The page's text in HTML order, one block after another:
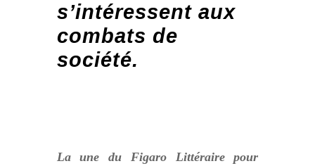
s’intéressent aux
combats de
société.
La une du Figaro Littéraire pour